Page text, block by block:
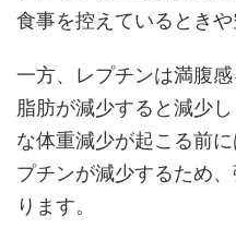
食事を控えているときや
一方、レプチンは満腹
脂肪が減少すると減少
な体重減少が起こる前
プチンが減少するため
ります。